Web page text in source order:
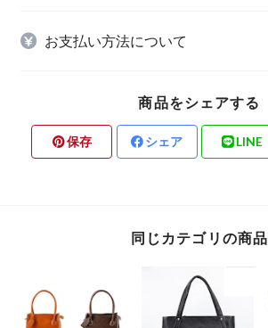
お支払い方法について
商品をシェアする
保存 シェア LINE
同じカテゴリの商品